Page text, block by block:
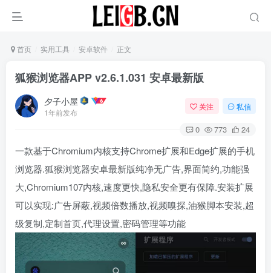
首页 实用工具 安卓软件 正文
狐猴浏览器APP v2.6.1.031 安卓最新版
夕子小屋
1年前发布
关注 私信
0 773 24
一款基于Chromium内核支持Chrome扩展和Edge扩展的手机
浏览器.狐猴浏览器安卓最新版纯净无广告,界面简约,功能强
大,Chromium107内核,速度更快,隐私安全更有保障.安装扩展
可以实现:广告屏蔽,视频倍数播放,视频嗅探,油猴脚本安装,超
级复制,定制首页,代理设置,密码管理等功能